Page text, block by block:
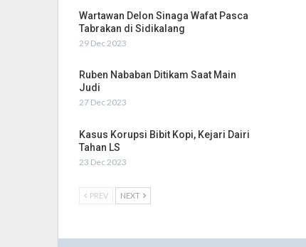
Wartawan Delon Sinaga Wafat Pasca
Tabrakan di Sidikalang
29 Dec 2023
Ruben Nababan Ditikam Saat Main
Judi
27 Dec 2023
Kasus Korupsi Bibit Kopi, Kejari Dairi
Tahan LS
23 Dec 2023
PREV NEXT